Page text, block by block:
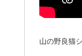
山の野良猫